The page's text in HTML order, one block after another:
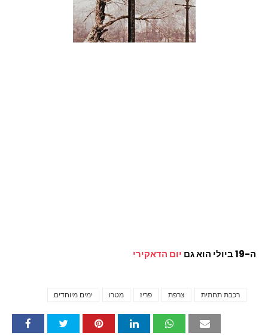
ה-19 ביולי הוא גם יום הדאקירי
ימים מיוחדים מטרו פריז צרפת רכבת תחתית